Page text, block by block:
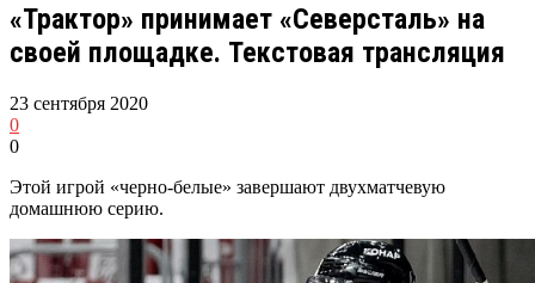
«Трактор» принимает «Северсталь» на
своей площадке. Текстовая трансляция
23 сентября 2020
0
0
Этой игрой «черно-белые» завершают двухматчевую
домашнюю серию.